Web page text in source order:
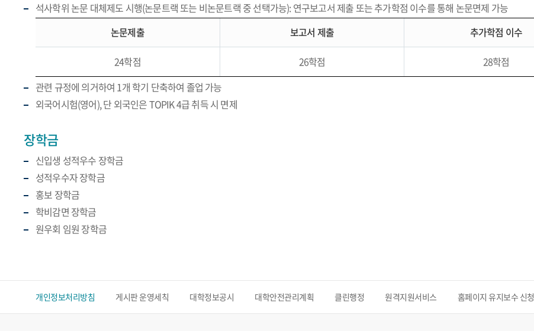
석사학위 논문 대체제도 시행(논문트랙 또는 비논문트랙 중 선택가능): 연구보고서 제출 또는 추가학점 이수를 통해 논문면제 가능
논문제출
보고서 제출 추가학점 이수
24학점 26학점 28학점
관련 규정에 의거하여 1개 학기 단축하여 졸업 가능
외국어시험(영어), 단 외국인은 TOPIK 4급 취득 시 면제
장학금
신입생 성적우수 장학금
성적우수자 장학금
홍보 장학금
학비감면 장학금
원우회 임원 장학금
개인정보처리방침 게시판 운영세칙 대학정보공시 대학안전관리계획 클린행정 원격지원서비스 홈페이지 유지보수 신청